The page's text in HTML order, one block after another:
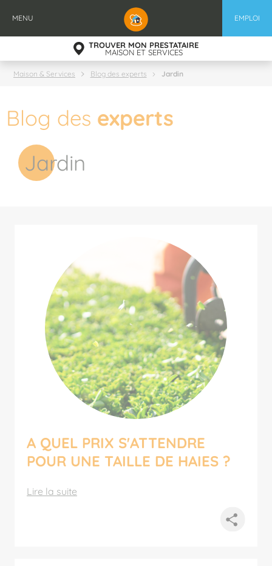
MENU EMPLOI
TROUVER MON PRESTATAIRE
MAISON ET SERVICES
Maison & Services Blog des experts Jardin
Blog des experts
Jardin
A QUEL PRIX S'ATTENDRE
POUR UNE TAILLE DE HAIES ?
Lire la suite